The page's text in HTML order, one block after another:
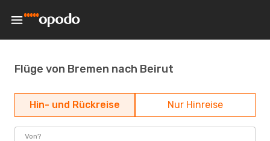
Flüge von Bremen nach Beirut
Hin- und Rückreise Nur Hinreise
Von?